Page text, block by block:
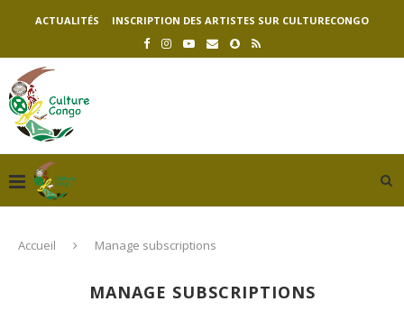
ACTUALITÉS INSCRIPTION DES ARTISTES SUR CULTURECONGO
Accueil Manage subscriptions
MANAGE SUBSCRIPTIONS